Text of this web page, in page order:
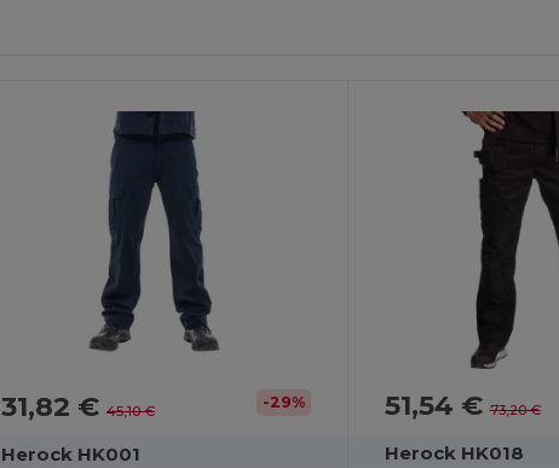
31,82 € 45,10 € -29%
Herock HK001
51,54 €73,20 €
Herock HK018